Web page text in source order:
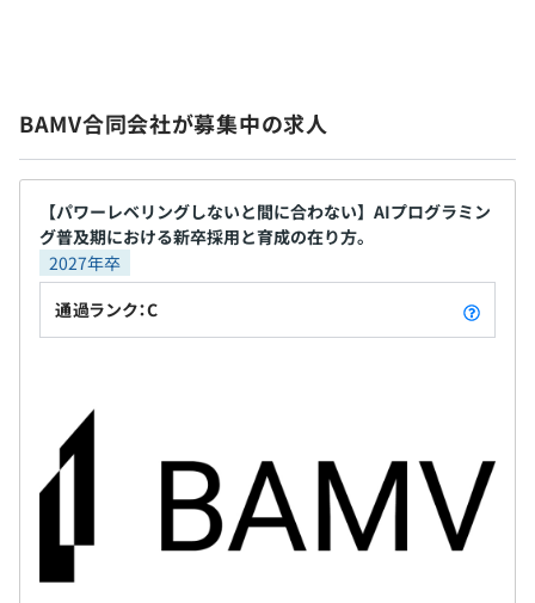
はたまた、有名な『あのサービス』とか『あのサービス』
そんなTech系メガベンチャーのサービスの開発に企画か
ら関わるであるとか、多数の大規模サービスと連携する部
分の運用/拡張であるとか。
比較的小規模なサービス運営企業様向けであれば、自分達
のチームだけでサービス作って運用したり。
社内学習会の開催（業務時間内）
外部研修の実施
・従業員に対する受動喫煙対策：あり
対策内容：敷地内禁煙（屋外に喫煙場所あり）
「末広町駅」より徒歩3分
・残業代
・交通費全額支給
・役職手当
・書籍購入／セミナー参加費用補助
・資格受験費補助
・資格取得手当
など
・新人受け入れ枠の確保
・新人のフォロー
・BP増員
・決算賞与（業績に応じて支給）
などなど....
社内検定等の制度の有無及びその内容
なし
前年度の月平均所定外労働時間の実績
10.0時間
前年度の有給休暇の平均取得日数
前事業年度の育児休業取得者数／出産者数
男性2人/2人
女性人/人
役員及び管理的地位にある者に占める女性の割合
役員0.0%
ないポジショニングを取る必要がありました。そこ
でえらんだものが『アジャイル』と『新技術への積
極性』だったと言う事になります。 差別化軸は無事
に機能し、現在では大手SIer直接の取引や、エンド直
接の取引が主となっております。 【アジャイルのデ
メリット】 先行の会社がやらなかった理由はこの
辺。 ・小規模～中規模くらいのPJになる為、ロース
キルがバコバコ入らない。 ・ゆえに外注さん（BP）
ので、拡大ペースが遅い。 基本的に、【人月ビジネ
ス構造との相性が悪い】となります。 【AI時代で有
利になんじゃね？】 『指示したら、やってくれ
る』 指示待ち人材とAIは、モロに競合関係です。
これらの人員を抱えていない事はプラスに転換され
ます。 我々は、ほとんどの現有戦力が、【AIと競
合】ではなく、【AIを利用】する側へ置く事が出来
BAMV合同会社が募集中の求人
【パワーレベリングしないと間に合わない】AIプログラミン
グ普及期における新卒採用と育成の在り方。
2027年卒
通過ランク：C